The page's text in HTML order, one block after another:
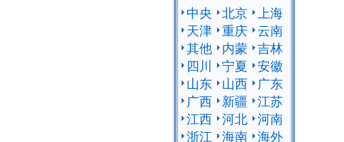
中央 北京
上海
天津 重庆 云南
其他 内蒙 吉林
四川
宁夏 安徽
山东 山西
广东
广西 新疆 江苏
江西 河北 河南
浙江 海南 海外